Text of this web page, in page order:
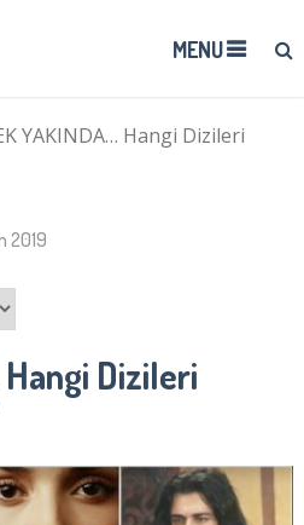
MENU
YAKINDA… Hangi Dizileri
2019
Dizileri